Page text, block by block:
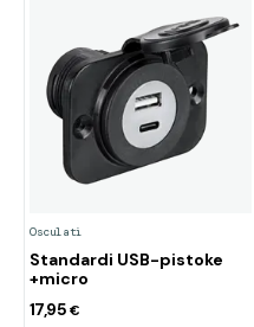
Osculati
Standardi USB-pistoke
+micro
17,95 €